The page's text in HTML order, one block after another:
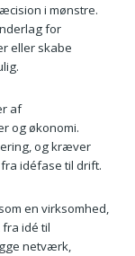
i mønstre.
for
eller skabe
af
og økonomi.
og kræver
idéfase til drift.
en virksomhed,
idé til
netværk,